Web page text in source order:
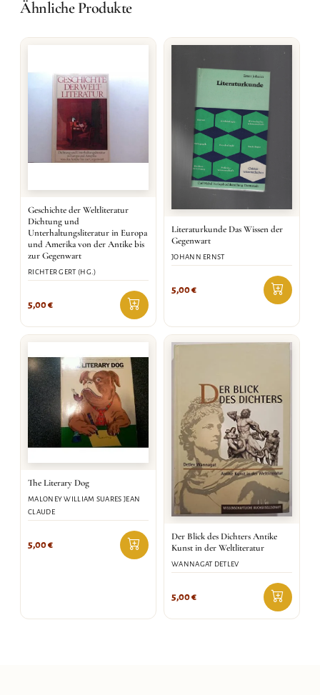
Ähnliche Produkte
Geschichte der Weltliteratur
Dichtung und
Unterhaltungsliteratur in Europa
und Amerika von der Antike bis
zur Gegenwart
RICHTER GERT (HG.)
5,00€
Literaturkunde Das Wissen der
Gegenwart
JOHANN ERNST
5,00€
The Literary Dog
MALONEY WILLIAM SUARES JEAN
CLAUDE
5,00€
Der Blick des Dichters Antike
Kunst in der Weltliteratur
WANNAGAT DETLEV
5,00€